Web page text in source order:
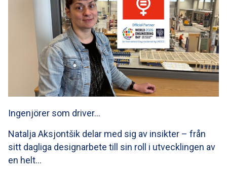
Ingenjörer som driver…
Natalja Aksjontšik delar med sig av insikter – från
sitt dagliga designarbete till sin roll i utvecklingen av
en helt…